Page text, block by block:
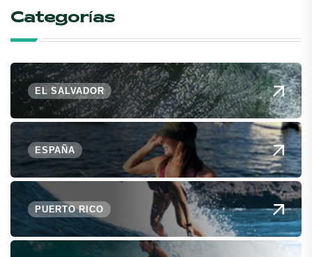
Categorías
EL SALVADOR
ESPAÑA
PUERTO RICO